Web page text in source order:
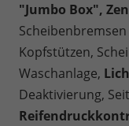
"Jumbo Box",
Scheibenbremsen
Kopfstützen,
Waschanlage,
Deaktivierung,